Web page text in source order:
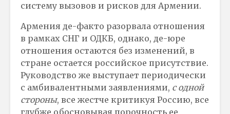
систему вызовов и рисков для Армении.
Армения де-факто разорвала отношения
в рамках СНГ и ОДКБ, однако, де-юре
отношения остаются без изменений, в
стране остается российское присутствие.
Руководство же выступает периодически
с амбивалентными заявлениями, с одной
стороны, все жестче критикуя Россию, все